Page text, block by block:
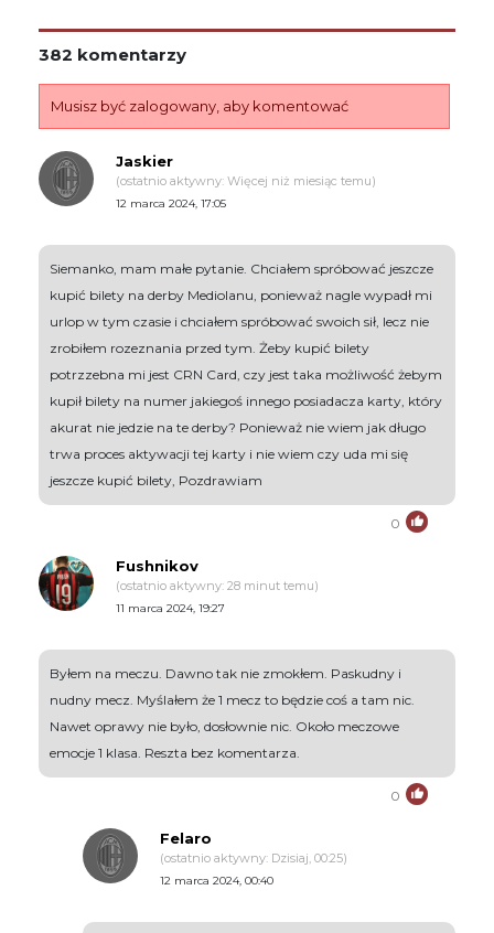
382 komentarzy
Musisz być zalogowany, aby komentować
Jaskier
(ostatnio aktywny: Więcej niż miesiąc temu)
12 marca 2024, 17:05
Siemanko, mam małe pytanie. Chciałem spróbować jeszcze
kupić bilety na derby Mediolanu, ponieważ nagle wypadł mi
urlop w tym czasie i chciałem spróbować swoich sił, lecz nie
zrobiłem rozeznania przed tym. Żeby kupić bilety
potrzzebna mi jest CRN Card, czy jest taka możliwość żebym
kupił bilety na numer jakiegoś innego posiadacza karty, który
akurat nie jedzie na te derby? Ponieważ nie wiem jak długo
trwa proces aktywacji tej karty i nie wiem czy uda mi się
jeszcze kupić bilety, Pozdrawiam
0
Fushnikov
(ostatnio aktywny: 28 minut temu)
11 marca 2024, 19:27
Byłem na meczu. Dawno tak nie zmokłem. Paskudny i
nudny mecz. Myślałem że 1 mecz to będzie coś a tam nic.
Nawet oprawy nie było, dosłownie nic. Około meczowe
emocje 1 klasa. Reszta bez komentarza.
0
Felaro
(ostatnio aktywny: Dzisiaj, 00:25)
12 marca 2024, 00:40